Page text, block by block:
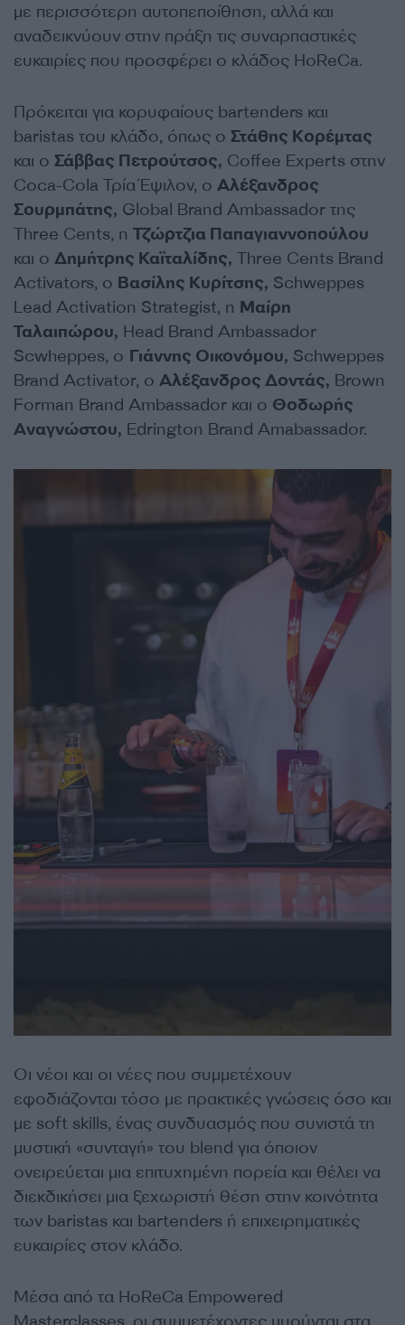
με περισσότερη αυτοπεποίθηση, αλλά και
αναδεικνύουν στην πράξη τις συναρπαστικές
ευκαιρίες που προσφέρει ο κλάδος HoReCa.
Πρόκειται για κορυφαίους bartenders και
baristas του κλάδο, όπως ο Στάθης Κορέμτας
και ο Σάββας Πετρούτσος, Coffee Experts στην
Coca-Cola Τρία Έψιλον, ο Αλέξανδρος
Σουρμπάτης, Global Brand Ambassador της
Three Cents, η Τζώρτζια Παπαγιαννοπούλου
και ο Δημήτρης Καϊταλίδης, Three Cents Brand
Activators, ο Βασίλης Κυρίτσης, Schweppes
Lead Activation Strategist, η Μαίρη
Ταλαιπώρου, Head Brand Ambassador
Scwheppes, o Γιάννης Οικονόμου, Schweppes
Brand Activator, ο Αλέξανδρος Δοντάς, Brown
Forman Brand Ambassador και ο Θοδωρής
Αναγνώστου, Edrington Brand Amabassador.
Οι νέοι και οι νέες που συμμετέχουν
εφοδιάζονται τόσο με πρακτικές γνώσεις όσο και
με soft skills, ένας συνδυασμός που συνιστά τη
μυστική «συνταγή» του blend για όποιον
ονειρεύεται μια επιτυχημένη πορεία και θέλει να
διεκδικήσει μια ξεχωριστή θέση στην κοινότητα
των baristas και bartenders ή επιχειρηματικές
ευκαιρίες στον κλάδο.
Μέσα από τα HoReCa Empowered